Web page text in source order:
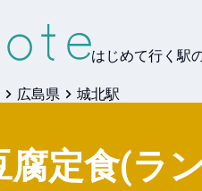
はじめて行く駅
広島県
城北駅
腐定食(ラ